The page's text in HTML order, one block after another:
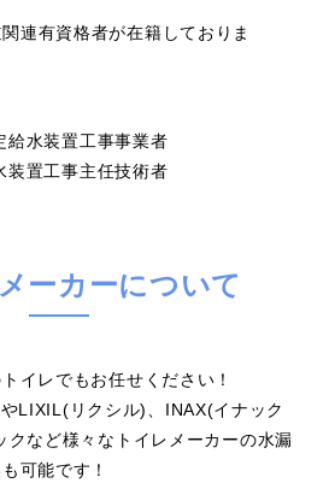
連有資格者が在籍しておりま
給水装置工事事業者
装置工事主任技術者
ーカーについて
イレでもお任せください！
LIXIL(リクシル)、INAX(イナック
クなど様々なトイレメーカーの水漏
可能です！